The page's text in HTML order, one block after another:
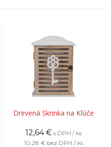
Drevená Skrinka na Kľúče
12,64 € s DPH / ks
10,28 € bez DPH / ks